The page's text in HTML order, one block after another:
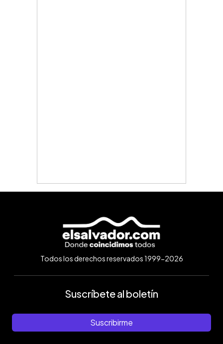
Todos los derechos reservados 1999-2026
Suscríbete al boletín
Suscribirme